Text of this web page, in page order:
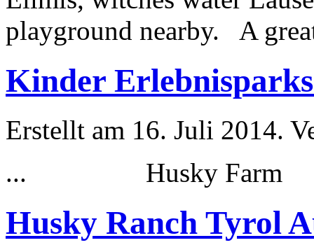
playground nearby. A
Kinder
Erstellt am 16. Juli 2014.
... Husky
Husky Ranch Tyrol